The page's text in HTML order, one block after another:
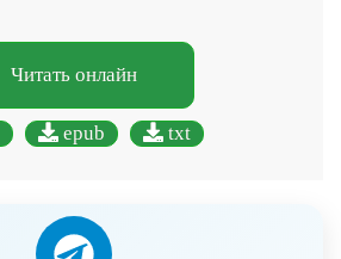
Читать онлайн
epub txt